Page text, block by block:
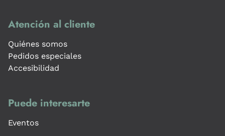
Atención al cliente
Quiénes somos
Pedidos especiales
Accesibilidad
Puede interesarte
Eventos